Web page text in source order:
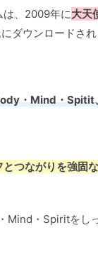
は、2009年に大天
ダウンロードされ
・Mind・Spitit
つながりを強固
Mind・Spiritをし